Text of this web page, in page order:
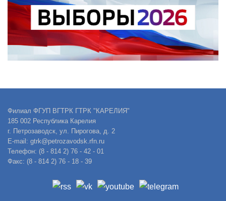
Филиал ФГУП ВГТРК ГТРК "КАРЕЛИЯ"
185 002 Республика Карелия
г. Петрозаводск, ул. Пирогова, д. 2
E-mail: gtrk@petrozavodsk.rfn.ru
Телефон: (8 - 814 2) 76 - 42 - 01
Факс: (8 - 814 2) 76 - 18 - 39